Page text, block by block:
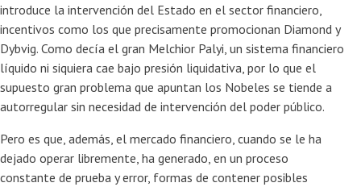
introduce la intervención del Estado en el sector financiero,
incentivos como los que precisamente promocionan Diamond y
Dybvig. Como decía el gran Melchior Palyi, un sistema financiero
líquido ni siquiera cae bajo presión liquidativa, por lo que el
supuesto gran problema que apuntan los Nobeles se tiende a
autorregular sin necesidad de intervención del poder público.
Pero es que, además, el mercado financiero, cuando se le ha
dejado operar libremente, ha generado, en un proceso
constante de prueba y error, formas de contener posibles